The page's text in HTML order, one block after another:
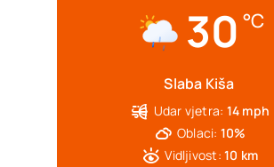
30 °C
Slaba Kiša
Udar vjetra: 14 mph
Oblaci: 10%
Vidljivost: 10 km